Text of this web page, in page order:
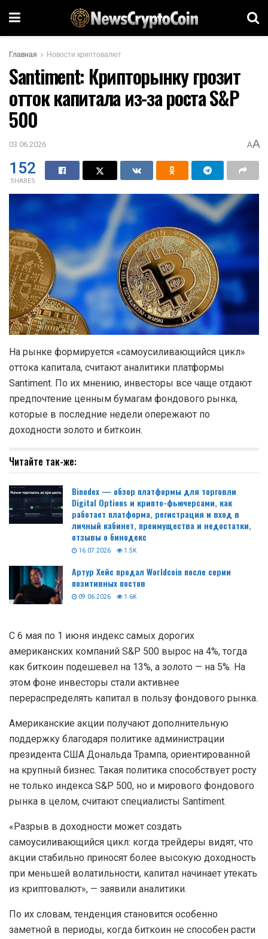
Главная Новости криптовалют
Santiment: Крипторынку грозит
отток капитала из-за роста S&P
500
03.06.2026 AA
152
SHARES
На рынке формируется «самоусиливающийся цикл»
оттока капитала, считают аналитики платформы
Santiment. По их мнению, инвесторы все чаще отдают
предпочтение ценным бумагам фондового рынка,
которые в последние недели опережают по
доходности золото и биткоин.
Читайте так-же:
Binodex — обзор платформы для торговли
Digital Options и крипто-фьючерсами, как
работает платформа, регистрация и вход в
личный кабинет, преимущества и недостатки,
отзывы о бинодекс
16.07.2026 1.5K
Артур Хейс продал Worldcoin после серии
позитивных постов
09.06.2026 1.6K
С 6 мая по 1 июня индекс самых дорогих
американских компаний S&P 500 вырос на 4%, тогда
как биткоин подешевел на 13%, а золото — на 5%. На
этом фоне инвесторы стали активнее
перераспределять капитал в пользу фондового рынка.
Американские акции получают дополнительную
поддержку благодаря политике администрации
президента США Дональда Трампа, ориентированной
на крупный бизнес. Такая политика способствует росту
не только индекса S&P 500, но и мирового фондового
рынка в целом, считают специалисты Santiment.
«Разрыв в доходности может создать
самоусиливающийся цикл: когда трейдеры видят, что
акции стабильно приносят более высокую доходность
при меньшей волатильности, капитал начинает утекать
из криптовалют», — заявили аналитики.
По их словам, тенденция становится особенно
заметной в периоды, когда биткоин не способен расти